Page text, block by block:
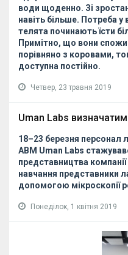
води щоденно. Зі
навіть більше. Потреба
телята починають їсти
Примітно, що вони
порівняно з коровами,
доступна постійно.
Четвер, 23 травня 2019
Uman Labs
18–23 березня персонал
АВМ Uman Labs
представництва компанії
навчання представники
допомогою мікроскопії
Понеділок, 1 квітня 2019